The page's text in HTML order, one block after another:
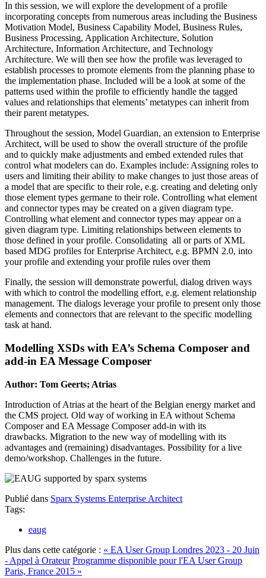
In this session, we will explore the development of a profile
incorporating concepts from numerous areas including the Business
Motivation Model, Business Capability Model, Business Rules,
Business Processing, Application Architecture, Solution
Architecture, Information Architecture, and Technology
Architecture. We will then see how the profile was leveraged to
establish processes to promote elements from the planning phase to
the implementation phase. Included will be a look at some of the
patterns used within the profile to efficiently handle the tagged
values and relationships that elements’ metatypes can inherit from
their parent metatypes.
Throughout the session, Model Guardian, an extension to Enterprise
Architect, will be used to show the overall structure of the profile
and to quickly make adjustments and embed extended rules that
control what modelers can do. Examples include: Assigning roles to
users and limiting their ability to make changes to just those areas of
a model that are specific to their role, e.g. creating and deleting only
those element types germane to their role. Controlling what element
and connector types may be created on a given diagram type.
Controlling what element and connector types may appear on a
given diagram type. Limiting relationships between elements to
those defined in your profile. Consolidating all or parts of XML
based MDG profiles for Enterprise Architect, e.g. BPMN 2.0, into
your profile and extending your profile rules over them
Finally, the session will demonstrate powerful, dialog driven ways
with which to control the modelling effort, e.g. element relationship
management. The dialogs leverage your profile to present only those
elements and connectors that are relevant to the specific modelling
task at hand.
Modelling XSDs with EA’s Schema Composer and
add-in EA Message Composer
Author: Tom Geerts; Atrias
Introduction of Atrias at the heart of the Belgian energy market and
the CMS project. Old way of working in EA without Schema
Composer and EA Message Composer add-in with its
drawbacks. Migration to the new way of modelling with its
advantages and (remaining) disadvantages. Possibility for a live
demo/workshop. Challenges in the future.
Publié dans Sparx Systems Enterprise Architect
Tags:
eaug
Plus dans cette catégorie : « EA User Group Londres 2023 - 20 Juin
- Appel à Orateur Programme disponible pour l'EA User Group
Paris, France 2015 »